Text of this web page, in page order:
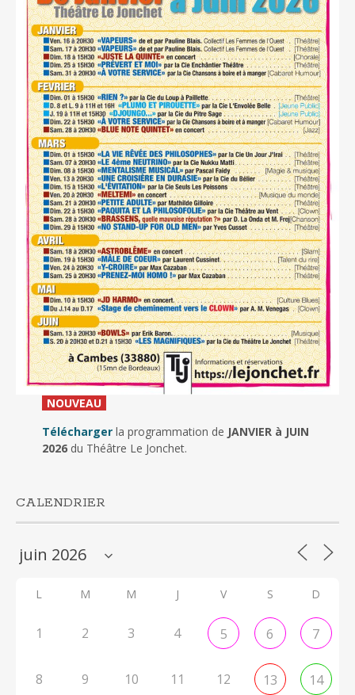
NOUVEAU_
Télécharger la programmation de JANVIER à JUIN
2026du Théâtre Le Jonchet.
CALENDRIER
L M M J V S D
1 2 3 4 5 6 7
8 9 10 11 12 13 14